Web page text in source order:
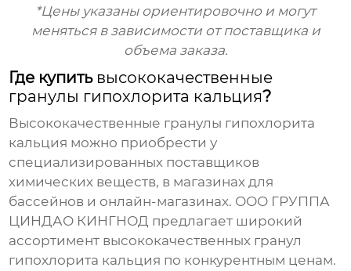
*Цены указаны ориентировочно и могут
меняться в зависимости от поставщика и
объема заказа.
Где купить высококачественные
гранулы гипохлорита кальция?
Высококачественные гранулы гипохлорита
кальция можно приобрести у
специализированных поставщиков
химических веществ, в магазинах для
бассейнов и онлайн-магазинах. ООО ГРУППА
ЦИНДАО КИНГНОД предлагает широкий
ассортимент высококачественных гранул
гипохлорита кальция по конкурентным ценам.